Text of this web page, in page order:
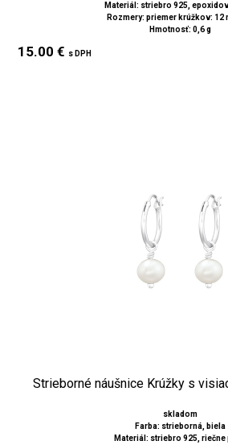
Materiál: striebro 925,
Rozmery: priemer krúžkov: 12
Hmotnosť: 0,6 g
15.00 € s DPH
Strieborné náušnice Krúžky s
skladom
Farba: strieborná, biela
Materiál: striebro 925, riečne